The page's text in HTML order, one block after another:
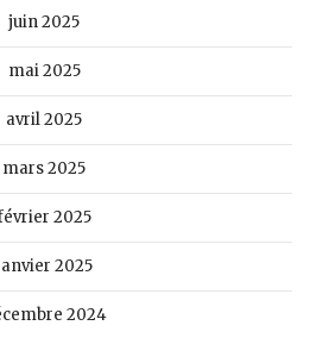
juin 2025
mai 2025
avril 2025
mars 2025
2025
2025
2024